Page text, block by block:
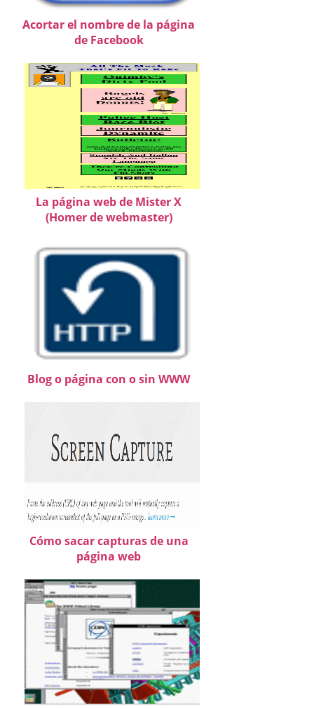
Acortar el nombre de la página
de Facebook
La página web de Mister X
(Homer de webmaster)
Blog o página con o sin WWW
Cómo sacar capturas de una
página web